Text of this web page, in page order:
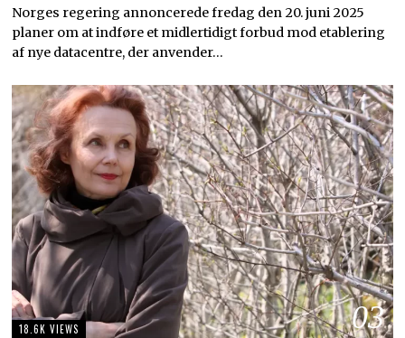
Norges regering annoncerede fredag den 20. juni 2025
planer om at indføre et midlertidigt forbud mod etablering
af nye datacentre, der anvender…
03
18.6K VIEWS